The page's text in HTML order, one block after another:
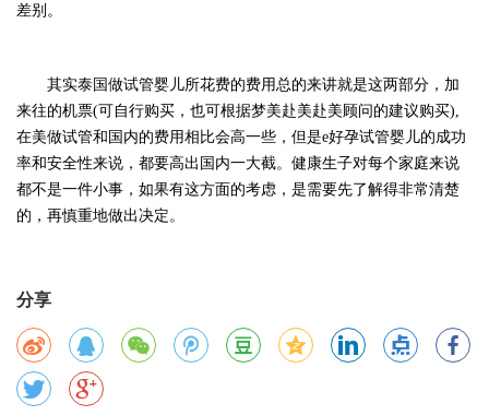
差别。
其实泰 国做试管婴儿所花费的费用总的来讲就是这两部分，加
来往的机票(可自行购买，也可根据梦美赴美赴美顾问的建议购买),
在美做试管和国内的费用相比会高一些，但是e好孕试管婴儿的成功
率和安全性来说，都要高出国内一大截。健康生子对每个家庭来说
都不是一件小事，如果有这方面的考虑，是需要先了解得非常清楚
的，再慎重地做出决定。
分享